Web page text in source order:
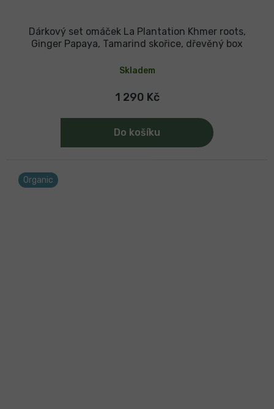
Dárkový set omáček La Plantation Khmer roots,
Ginger Papaya, Tamarind skořice, dřevěný box
Skladem
1 290 Kč
Do košíku
Organic